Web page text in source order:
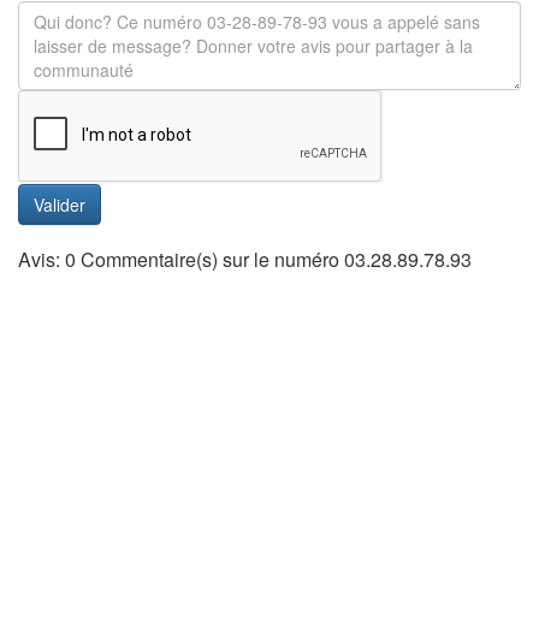
Valider
Avis: 0 Commentaire(s) sur le numéro 03.28.89.78.93